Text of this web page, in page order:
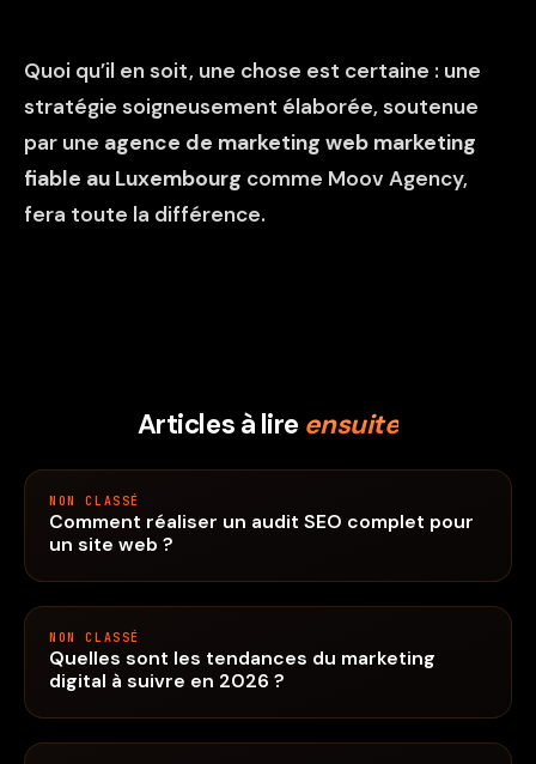
Quoi qu’il en soit, une chose est certaine : une
stratégie soigneusement élaborée, soutenue
par une agence de marketing web marketing
fiable au Luxembourg comme Moov Agency,
fera toute la différence.
Articles à lire ensuite
NON CLASSÉ
Comment réaliser un audit SEO complet pour
un site web ?
NON CLASSÉ
Quelles sont les tendances du marketing
digital à suivre en 2026 ?